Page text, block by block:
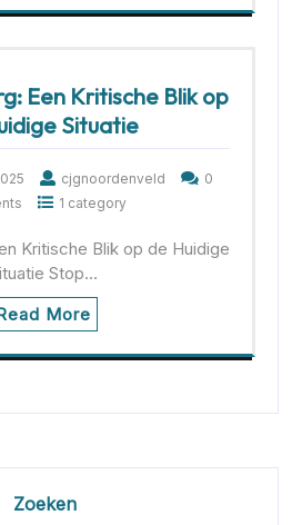
Een Kritische Blik op
Situatie
cjgnoordenveld
0
1 category
Kritische Blik op de Huidige
Stop…
More
Zoeken